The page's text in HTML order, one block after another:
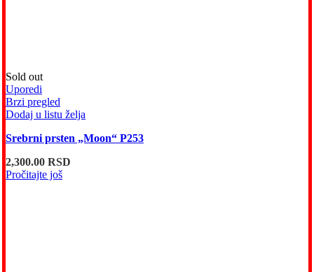
Sold out
Uporedi
Brzi pregled
Dodaj u listu želja
Srebrni prsten „Moon“ P253
2,300.00 RSD
Pročitajte još